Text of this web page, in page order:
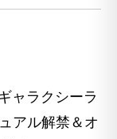
ャラクシーラ
アル解禁＆オ